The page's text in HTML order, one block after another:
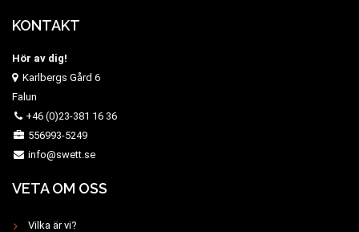
KONTAKT
Hör av dig!
Karlbergs Gård 6
Falun
+46 (0)23-381 16 36
556993-5249
info@swett.se
VETA OM OSS
Vilka är vi?